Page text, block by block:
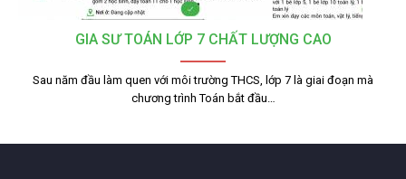
GIA SƯ TOÁN LỚP 7 CHẤT LƯỢNG CAO
Sau năm đầu làm quen với môi trường THCS, lớp 7 là giai đoạn mà
chương trình Toán bắt đầu…